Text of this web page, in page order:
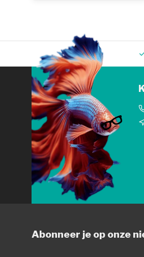
Eenfysieke winkelin IJmuiden
Abonneer je op onze